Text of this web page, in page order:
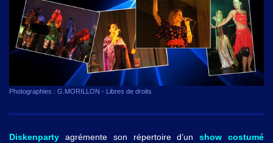
Photographies : G.MORILLON - Libres de droits
Diskenparty agrémente son répertoire d’un
show costumé